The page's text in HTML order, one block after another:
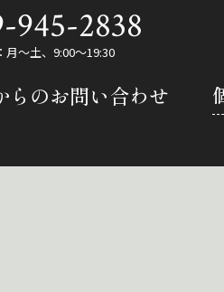
945-2838
月～土、9:00～19:30
のお問い合わせ